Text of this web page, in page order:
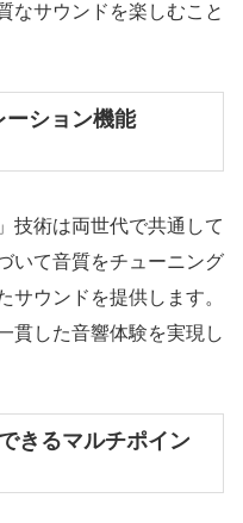
なサウンドを楽しむこと
ーション機能
技術は両世代で共通して
いて音質をチューニング
サウンドを提供します。
貫した音響体験を実現し
きるマルチポイン